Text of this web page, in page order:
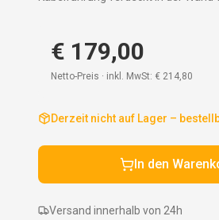
€ 179,00
Netto-Preis · inkl. MwSt: € 214,80
Derzeit nicht auf Lager –
In den
Versand innerhalb von 24h